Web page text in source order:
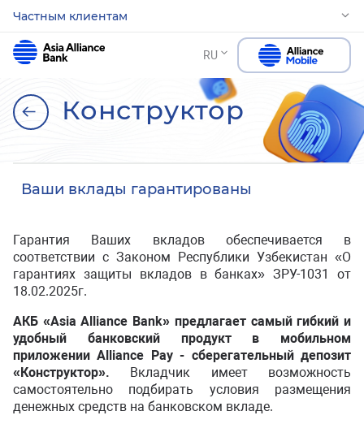
Частным клиентам
RU
Конструктор
Ваши вклады гарантированы
Гарантия Ваших вкладов обеспечивается в
соответствии с Законом Республики Узбекистан «О
гарантиях защиты вкладов в банках» ЗРУ-1031 от
18.02.2025г.
АКБ «Asia Alliance Bank» предлагает самый гибкий и
удобный банковский продукт в мобильном
приложении Alliance Pay - сберегательный депозит
«Конструктор». Вкладчик имеет возможность
самостоятельно подбирать условия размещения
денежных средств на банковском вкладе.